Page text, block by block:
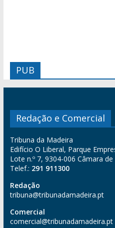
PUB
Redação e Comercial
Tribuna da Madeira
Edifício O Liberal, Parque
Lote n.º 7, 9304-006 Câmara
Telef.: 291 911300
Redação
tribuna@tribunadamadeira.pt
Comercial
comercial@tribunadamadeira.pt